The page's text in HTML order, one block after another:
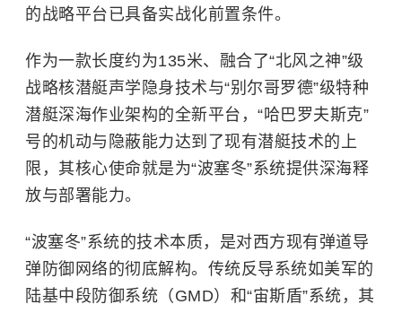
的战略平台已具备实战化前置条件。
作为一款长度约为135米、融合了“北风之神”级
战略核潜艇声学隐身技术与“别尔哥罗德”级特种
潜艇深海作业架构的全新平台，“哈巴罗夫斯克”
号的机动与隐蔽能力达到了现有潜艇技术的上
限，其核心使命就是为“波塞冬”系统提供深海释
放与部署能力。
“波塞冬”系统的技术本质，是对西方现有弹道导
弹防御网络的彻底解构。传统反导系统如美军的
陆基中段防御系统（GMD）和“宙斯盾”系统，其